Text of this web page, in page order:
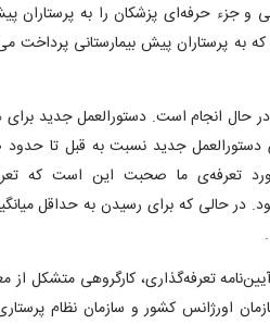
و جزء حرفه‌ای پزشکان را به پرستاران
به پرستاران پیش بیمارستانی پرداخت
در حال انجام است. دستورالعمل جدید
تعرفه‌ی ما صحبت این است که
در حالی که برای رسیدن به حداقل
فعال صنفی ادامه داد: طبق بند ۴ آیین‌نامه تعرفه‌گذاری،
اورژانس کشور و سازمان نظام